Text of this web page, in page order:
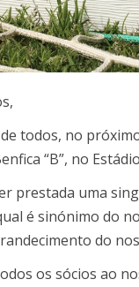
todos, no
“B”, no
prestada uma
é sinónimo do
do
os sócios ao